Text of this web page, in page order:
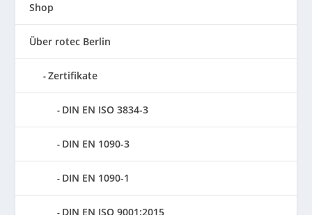
Shop
Über rotec Berlin
Zertifikate
DIN EN ISO 3834-3
DIN EN 1090-3
DIN EN 1090-1
DIN EN ISO 9001:2015